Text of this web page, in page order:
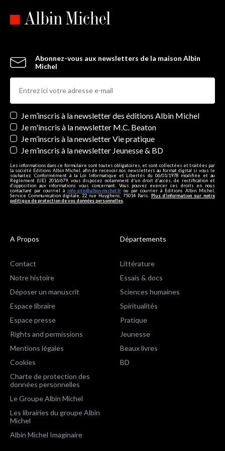
Abonnez-vous aux newsletters de la maison Albin
Michel
Newsletters
Je m’inscris à la newsletter des éditions Albin Michel
Je m'inscris à la newsletter M.C. Beaton
Je m’inscris à la newsletter Vie pratique
Je m’inscris à la newsletter Jeunesse & BD
Les informations dans ce formulaire sont toutes obligatoires, et sont collectées et traitées par
la société Editions Albin Michel, afin de recevoir nos newsletters au format digital si vous le
souhaitez. Conformément à la Loi Informatique et Libertés du 06/01/1978 modifiée et au
Règlement (UE) 2016/679, vous disposez notamment d'un droit d'accès, de rectification et
d’opposition aux informations vous concernant. Vous pouvez exercer ces droits en nous
contactant par courriel à info-site@albin-michel.fr ou par courrier à Editions Albin Michel,
Service Communication digitale, 22 rue Huyghens, 75014 Paris. Plus d’information sur notre
politique de protection de vos données personnelles
A Propos
Contact
Notre histoire
Déposer un manuscrit
Espace libraire
Espace presse
Rights and permissions
Mentions légales
Cookies
Charte de protection des
données personnelles
Le Groupe Albin Michel
Les librairies du groupe Albin
Michel
Albin Michel Imaginaire
Départements
Littérature
Essais & docs
Sciences humaines
Spiritualités
Pratique
Jeunesse
Beaux livres
BD